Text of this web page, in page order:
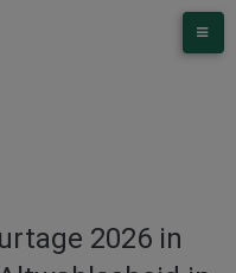
2026 in